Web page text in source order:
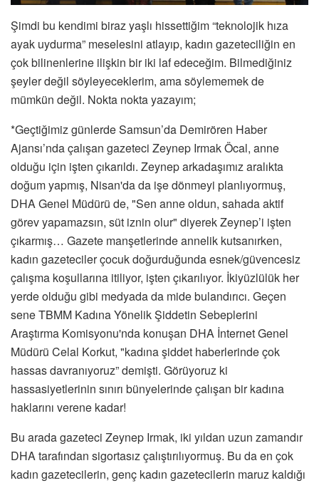
Şimdi bu kendimi biraz yaşlı hissettiğim “teknolojik hıza
ayak uydurma” meselesini atlayıp, kadın gazeteciliğin en
çok bilinenlerine ilişkin bir iki laf edeceğim. Bilmediğiniz
şeyler değil söyleyeceklerim, ama söylememek de
mümkün değil. Nokta nokta yazayım;
*Geçtiğimiz günlerde Samsun’da Demirören Haber
Ajansı’nda çalışan gazeteci Zeynep Irmak Öcal, anne
olduğu için işten çıkarıldı. Zeynep arkadaşımız aralıkta
doğum yapmış, Nisan'da da işe dönmeyi planlıyormuş,
DHA Genel Müdürü de, "Sen anne oldun, sahada aktif
görev yapamazsın, süt iznin olur" diyerek Zeynep’i işten
çıkarmış… Gazete manşetlerinde annelik kutsanırken,
kadın gazeteciler çocuk doğurduğunda esnek/güvencesiz
çalışma koşullarına itiliyor, işten çıkarılıyor. İkiyüzlülük her
yerde olduğu gibi medyada da mide bulandırıcı. Geçen
sene TBMM Kadına Yönelik Şiddetin Sebeplerini
Araştırma Komisyonu'nda konuşan DHA İnternet Genel
Müdürü Celal Korkut, "kadına şiddet haberlerinde çok
hassas davranıyoruz” demişti. Görüyoruz ki
hassasiyetlerinin sınırı bünyelerinde çalışan bir kadına
haklarını verene kadar!
Bu arada gazeteci Zeynep Irmak, iki yıldan uzun zamandır
DHA tarafından sigortasız çalıştırılıyormuş. Bu da en çok
kadın gazetecilerin, genç kadın gazetecilerin maruz kaldığı